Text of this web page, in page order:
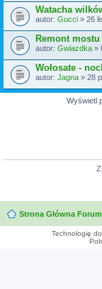
Watacha
autor: Gucci » 26
Remont mostu
autor: Gwiazdka »
Wołosate -
autor: Jagna » 28
Wyświetl
Strona Główna Forum
Technologię